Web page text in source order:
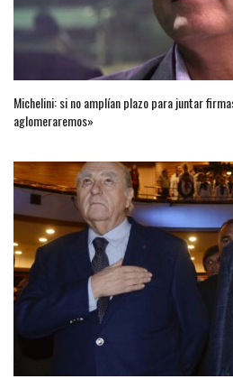
Michelini: si no amplían plazo para juntar
aglomeraremos»